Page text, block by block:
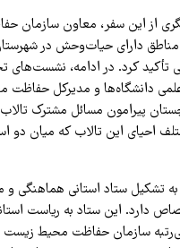
سفر، معاون سازمان حفاظت
دارای حیات‌وحش در شهرستان
کرد. در ادامه، نشست‌های
و مدیرکل حفاظت
مسائل مشترک تالاب
این تالاب که میان دو
ستاد استانی هماهنگی و
این ستاد به ریاست استاندار
سازمان حفاظت محیط زیست